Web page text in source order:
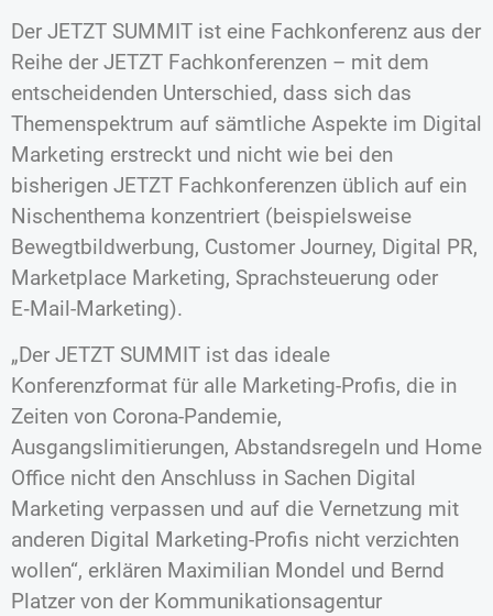
Der JETZT SUMMIT ist eine Fachkonferenz aus der
Reihe der JETZT Fachkonferenzen – mit dem
entscheidenden Unterschied, dass sich das
Themenspektrum auf sämtliche Aspekte im Digital
Marketing erstreckt und nicht wie bei den
bisherigen JETZT Fachkonferenzen üblich auf ein
Nischenthema konzentriert (beispielsweise
Bewegtbildwerbung, Customer Journey, Digital PR,
Marketplace Marketing, Sprachsteuerung oder
E‑Mail-Marketing).
„Der JETZT SUMMIT ist das ideale
Konferenzformat für alle Marketing-Profis, die in
Zeiten von Corona-Pandemie,
Ausgangslimitierungen, Abstandsregeln und Home
Office nicht den Anschluss in Sachen Digital
Marketing verpassen und auf die Vernetzung mit
anderen Digital Marketing-Profis nicht verzichten
wollen“, erklären Maximilian Mondel und Bernd
Platzer von der Kommunikationsagentur